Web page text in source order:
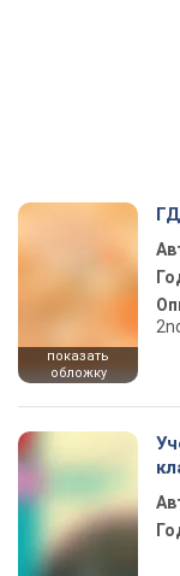
показать
обложку